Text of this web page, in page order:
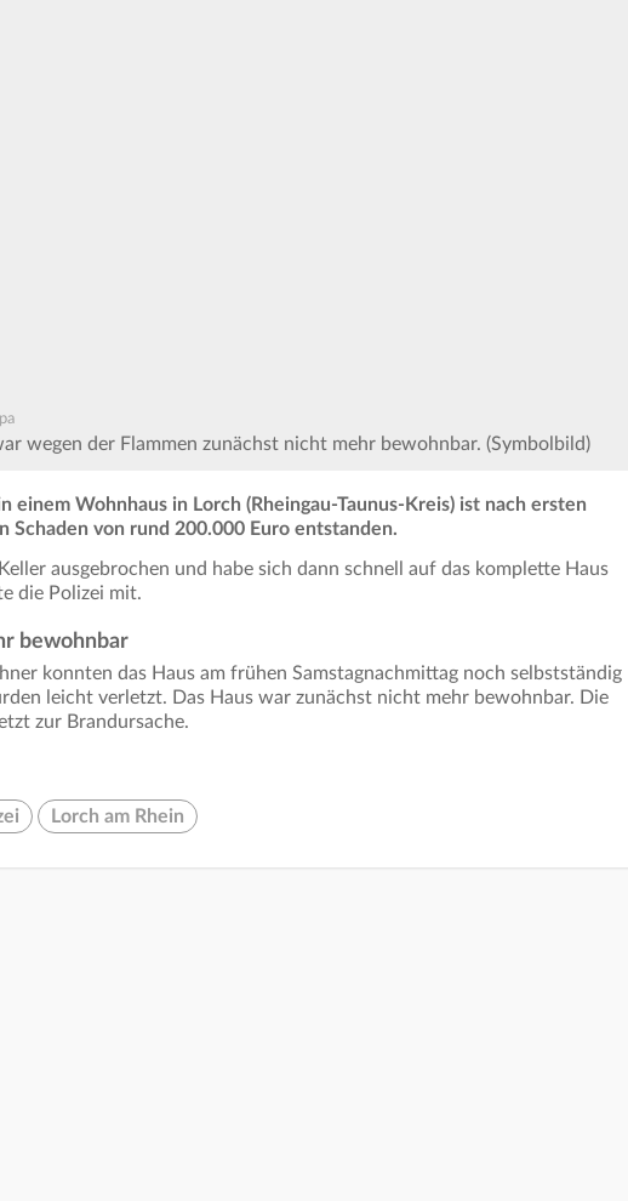
wegen der Flammen zunächst nicht mehr bewohnbar. (Symbolbild)
einem Wohnhaus in Lorch (Rheingau-Taunus-Kreis) ist nach ersten
Schaden von rund 200.000 Euro entstanden.
ausgebrochen und habe sich dann schnell auf das komplette Haus
die Polizei mit.
bewohnbar
konnten das Haus am frühen Samstagnachmittag noch selbstständig
leicht verletzt. Das Haus war zunächst nicht mehr bewohnbar. Die
zur Brandursache.
Lorch am Rhein